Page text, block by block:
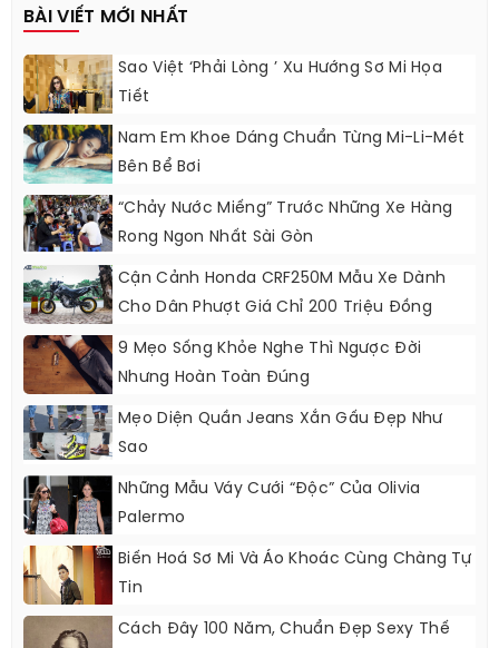
BÀI VIẾT MỚI NHẤT
Sao Việt ‘phải Lòng ’ Xu Hướng Sơ Mi Họa
Tiết
Nam Em Khoe Dáng Chuẩn Từng Mi-Li-Mét
Bên Bể Bơi
“Chảy Nước Miếng” Trước Những Xe Hàng
Rong Ngon Nhất Sài Gòn
Cận Cảnh Honda CRF250M Mẫu Xe Dành
Cho Dân Phượt Giá Chỉ 200 Triệu Đồng
9 Mẹo Sống Khỏe Nghe Thì Ngược Đời
Nhưng Hoàn Toàn Đúng
Mẹo Diện Quần Jeans Xắn Gấu Đẹp Như
Sao
Những Mẫu Váy Cưới “độc” Của Olivia
Palermo
Biến Hoá Sơ Mi Và Áo Khoác Cùng Chàng Tự
Tin
Cách Đây 100 Năm, Chuẩn Đẹp Sexy Thế